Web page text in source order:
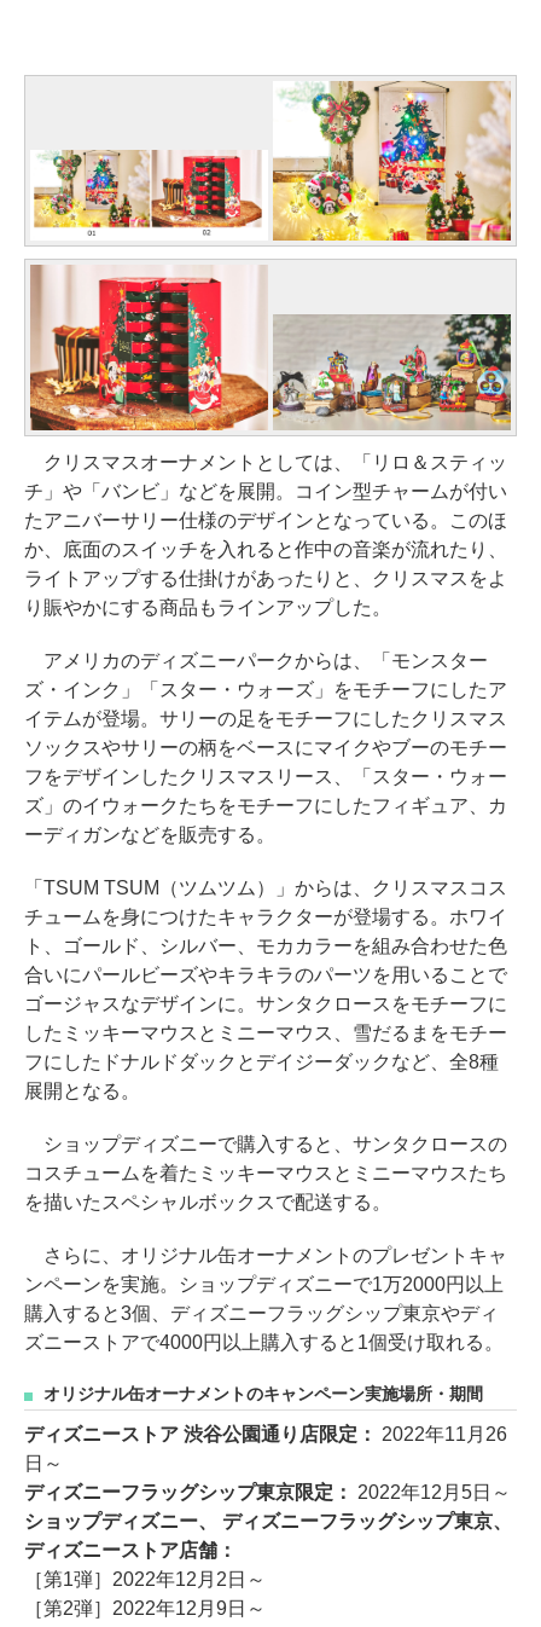
クリスマスオーナメントとしては、「リロ＆スティッ
チ」や「バンビ」などを展開。コイン型チャームが付い
たアニバーサリー仕様のデザインとなっている。このほ
か、底面のスイッチを入れると作中の音楽が流れたり、
ライトアップする仕掛けがあったりと、クリスマスをよ
り賑やかにする商品もラインアップした。
アメリカのディズニーパークからは、「モンスター
ズ・インク」「スター・ウォーズ」をモチーフにしたア
イテムが登場。サリーの足をモチーフにしたクリスマス
ソックスやサリーの柄をベースにマイクやブーのモチー
フをデザインしたクリスマスリース、「スター・ウォー
ズ」のイウォークたちをモチーフにしたフィギュア、カ
ーディガンなどを販売する。
「TSUM TSUM（ツムツム）」からは、クリスマスコス
チュームを身につけたキャラクターが登場する。ホワイ
ト、ゴールド、シルバー、モカカラーを組み合わせた色
合いにパールビーズやキラキラのパーツを用いることで
ゴージャスなデザインに。サンタクロースをモチーフに
したミッキーマウスとミニーマウス、雪だるまをモチー
フにしたドナルドダックとデイジーダックなど、全8種
展開となる。
ショップディズニーで購入すると、サンタクロースの
コスチュームを着たミッキーマウスとミニーマウスたち
を描いたスペシャルボックスで配送する。
さらに、オリジナル缶オーナメントのプレゼントキャ
ンペーンを実施。ショップディズニーで1万2000円以上
購入すると3個、ディズニーフラッグシップ東京やディ
ズニーストアで4000円以上購入すると1個受け取れる。
オリジナル缶オーナメントのキャンペーン実施場所・期間
ディズニーストア 渋谷公園通り店限定： 2022年11月26
日～
ディズニーフラッグシップ東京限定： 2022年12月5日～
ショップディズニー、 ディズニーフラッグシップ東京、
ディズニーストア店舗：
［第1弾］2022年12月2日～
［第2弾］2022年12月9日～